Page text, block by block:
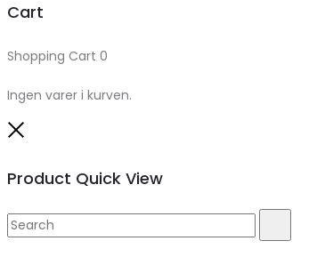
Cart
Shopping Cart 0
Ingen varer i kurven.
Product Quick View
Search